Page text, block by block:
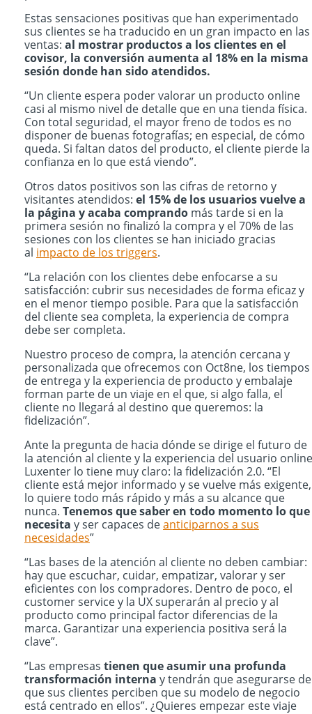
Estas sensaciones positivas que han experimentado
sus clientes se ha traducido en un gran impacto en las
ventas: al mostrar productos a los clientes en el
covisor, la conversión aumenta al 18% en la misma
sesión donde han sido atendidos.
“Un cliente espera poder valorar un producto online
casi al mismo nivel de detalle que en una tienda física.
Con total seguridad, el mayor freno de todos es no
disponer de buenas fotografías; en especial, de cómo
queda. Si faltan datos del producto, el cliente pierde la
confianza en lo que está viendo”.
Otros datos positivos son las cifras de retorno y
visitantes atendidos: el 15% de los usuarios vuelve a
la página y acaba comprando más tarde si en la
primera sesión no finalizó la compra y el 70% de las
sesiones con los clientes se han iniciado gracias
al impacto de los triggers.
“La relación con los clientes debe enfocarse a su
satisfacción: cubrir sus necesidades de forma eficaz y
en el menor tiempo posible. Para que la satisfacción
del cliente sea completa, la experiencia de compra
debe ser completa.
Nuestro proceso de compra, la atención cercana y
personalizada que ofrecemos con Oct8ne, los tiempos
de entrega y la experiencia de producto y embalaje
forman parte de un viaje en el que, si algo falla, el
cliente no llegará al destino que queremos: la
fidelización”.
Ante la pregunta de hacia dónde se dirige el futuro de
la atención al cliente y la experiencia del usuario
Luxenter lo tiene muy claro: la fidelización 2.0. “El
cliente está mejor informado y se vuelve más exigente,
lo quiere todo más rápido y más a su alcance que
nunca. Tenemos que saber en todo momento lo que
necesita y ser capaces deanticiparnos a sus
necesidades”
“Las bases de la atención al cliente no deben cambiar:
hay que escuchar, cuidar, empatizar, valorar y ser
eficientes con los compradores. Dentro de poco, el
customer service y la UX superarán al precio y al
producto como principal factor diferencias de la
marca. Garantizar una experiencia positiva será la
clave”.
“Las empresas tienen que asumir una profunda
transformación interna y tendrán que asegurarse de
que sus clientes perciben que su modelo de negocio
está centrado en ellos”. ¿Quieres empezar este viaje